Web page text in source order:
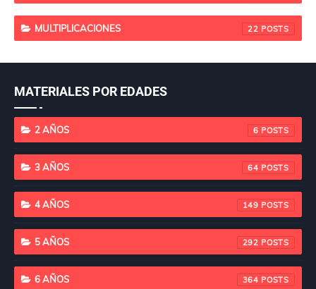
MULTIPLICACIONES 22
MATERIALES POR EDADES
2 AÑOS 6
3 AÑOS 64
4 AÑOS 149
5 AÑOS 292
6 AÑOS 364